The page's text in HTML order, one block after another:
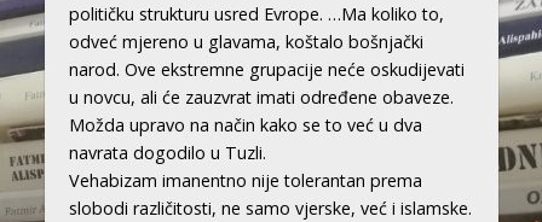
političku strukturu usred Evrope. …Ma koliko to,
odveć mjereno u glavama, koštalo bošnjački
narod. Ove ekstremne grupacije neće oskudijevati
u novcu, ali će zauzvrat imati određene obaveze.
Možda upravo na način kako se to već u dva
navrata dogodilo u Tuzli.
Vehabizam imanentno nije tolerantan prema
slobodi različitosti, ne samo vjerske, već i islamske.